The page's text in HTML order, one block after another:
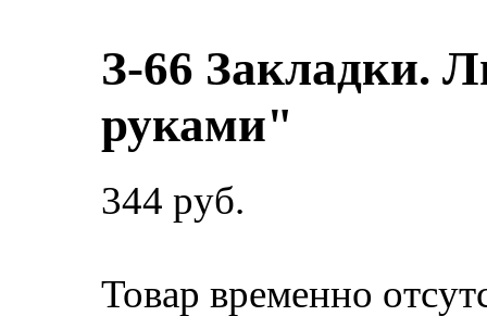
З-66 Закладки.
руками"
344 руб.
Товар временно